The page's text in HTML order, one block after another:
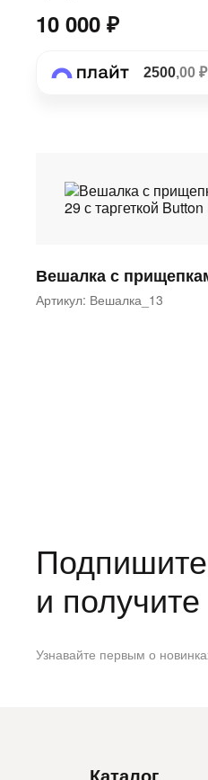
10 000 ₽
2500,00 ₽
Артикул: Вешалка_13
и
Узнавайте первым о